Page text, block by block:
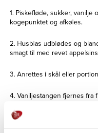
1. Piskefløde, sukker, vanilje
kogepunktet og afkøles.
2. Husblas udblødes og
smagt til med revet
3. Anrettes i skål eller
4. Vaniljestangen fjernes fra